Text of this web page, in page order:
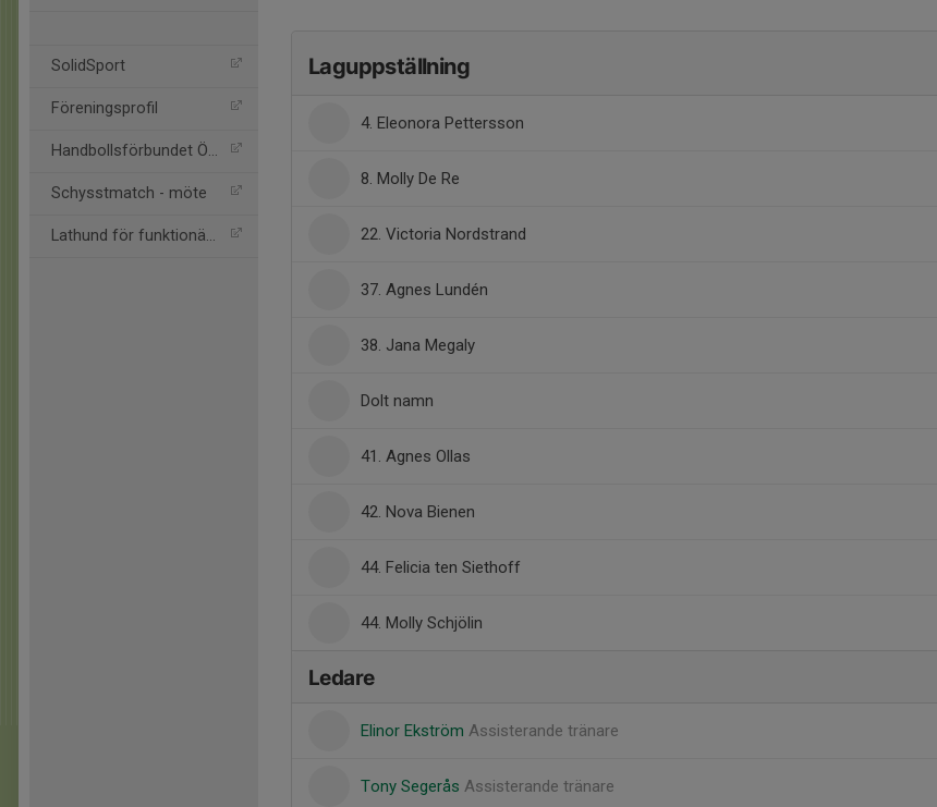
SolidSport
Föreningsprofil
Handbollsförbundet Öst
Schysstmatch - möte
Lathund för funktionärer
Laguppställning
4. Eleonora Pettersson
8. Molly De Re
22. Victoria Nordstrand
37. Agnes Lundén
38. Jana Megaly
Dolt namn
41. Agnes Ollas
42. Nova Bienen
44. Felicia ten Siethoff
44. Molly Schjölin
Ledare
Elinor Ekström Assisterande tränare
Tony Segerås Assisterande tränare